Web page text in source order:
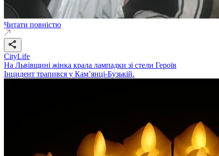
Читати повністю
CityLife
На Львівщині жінка крала лампадки зі стели Героїв
Інцидент трапився у Кам’янці-Бузькій.